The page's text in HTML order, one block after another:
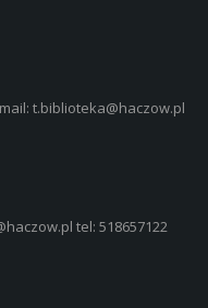
t.biblioteka@haczow.pl
tel: 518657122